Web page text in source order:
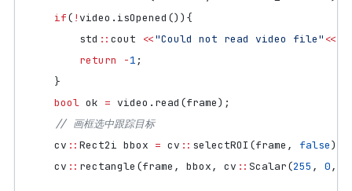
if( !video . isOpened ()){
std :: cout <<"Could not read video file" <<
return
-1 ;
}
bool ok = video . read (frame);
cv :: Rect2i bbox = cv :: selectROI (frame , false);
cv :: rectangle (frame , bbox, cv :: Scalar(255 , 0,